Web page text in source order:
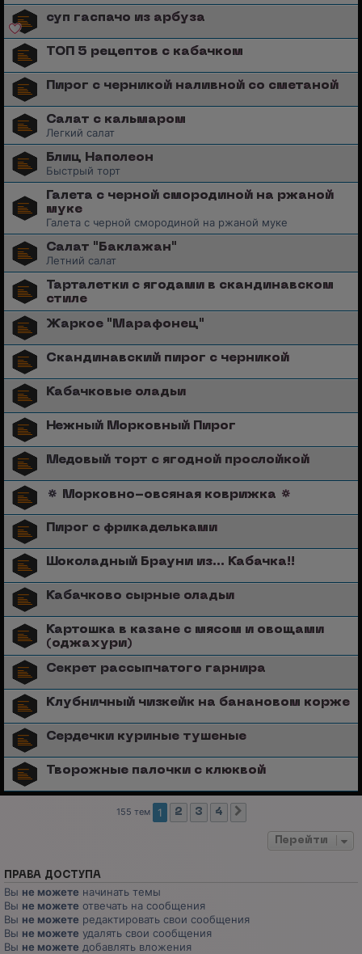
суп гаспачо из арбуза
ТОП 5 рецептов с кабачком
Пирог с черникой наливной со сметаной
Салат с кальмаром
Легкий салат
Блиц Наполеон
Быстрый торт
Галета с черной смородиной на ржаной
муке
Галета с черной смородиной на ржаной муке
Салат "Баклажан"
Летний салат
Тарталетки с ягодами в скандинавском
стиле
Жаркое "Марафонец"
Скандинавский пирог с черникой
Кабачковые оладьи
Нежный Морковный Пирог
Медовый торт с ягодной прослойкой
🔅 Морковно-овсяная коврижка 🔅
Пирог с фрикадельками
Шоколадный Брауни из... Кабачка!!
Кабачково сырные оладьи
Картошка в казане с мясом и овощами
(оджахури)
Секрет рассыпчатого гарнира
Клубничный чизкейк на банановом корже
Сердечки куриные тушеные
Творожные палочки с клюквой
155 тем 1 2 3 4
Перейти
ПРАВА ДОСТУПА
Вы не можете начинать темы
Вы не можете отвечать на сообщения
Вы не можете редактировать свои сообщения
Вы не можете удалять свои сообщения
Вы не можете добавлять вложения